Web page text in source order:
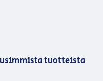
tuotteista